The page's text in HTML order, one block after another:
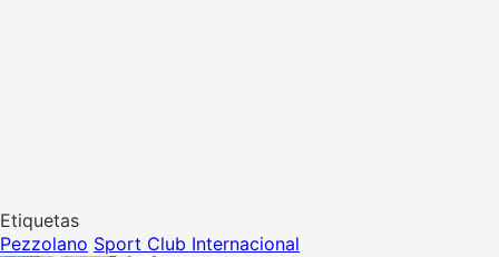
Etiquetas
Pezzolano Sport Club Internacional